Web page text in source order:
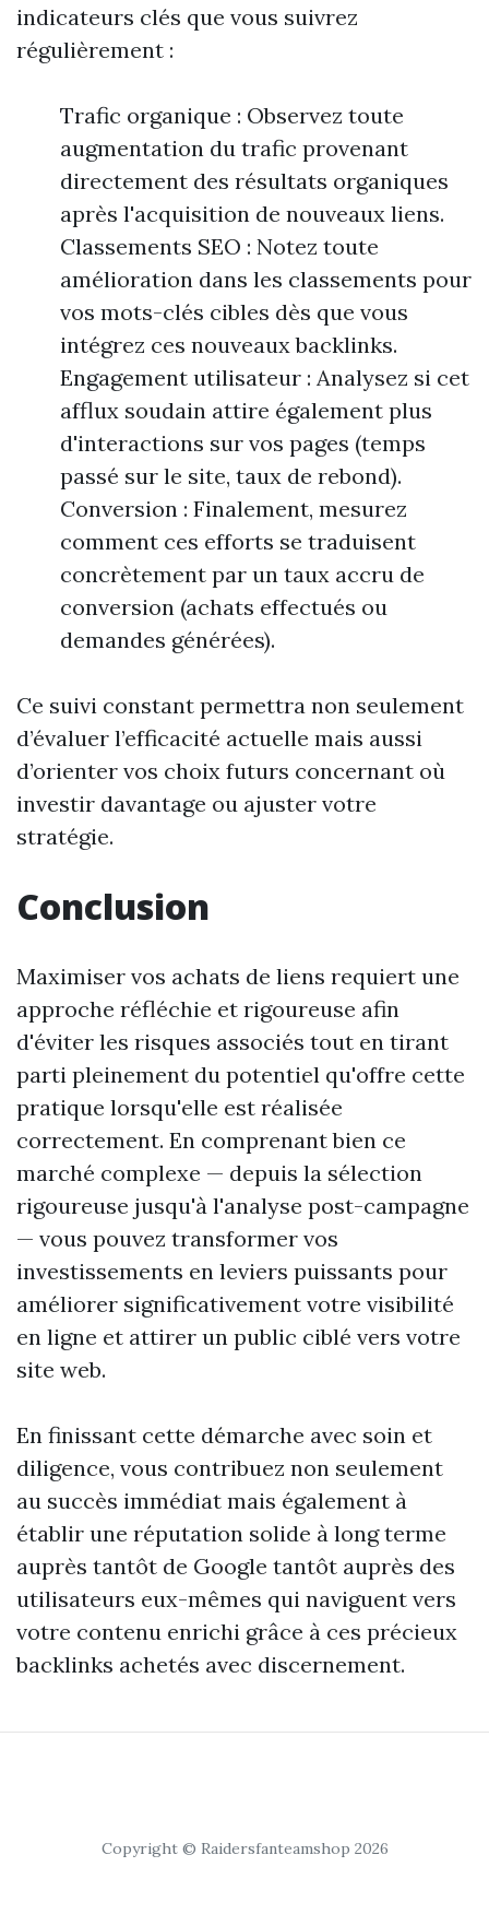
indicateurs clés que vous suivrez
régulièrement :
Trafic organique : Observez toute
augmentation du trafic provenant
directement des résultats organiques
après l'acquisition de nouveaux liens.
Classements SEO : Notez toute
amélioration dans les classements pour
vos mots-clés cibles dès que vous
intégrez ces nouveaux backlinks.
Engagement utilisateur : Analysez si cet
afflux soudain attire également plus
d'interactions sur vos pages (temps
passé sur le site, taux de rebond).
Conversion : Finalement, mesurez
comment ces efforts se traduisent
concrètement par un taux accru de
conversion (achats effectués ou
demandes générées).
Ce suivi constant permettra non seulement
d’évaluer l’efficacité actuelle mais aussi
d’orienter vos choix futurs concernant où
investir davantage ou ajuster votre
stratégie.
Conclusion
Maximiser vos achats de liens requiert une
approche réfléchie et rigoureuse afin
d'éviter les risques associés tout en tirant
parti pleinement du potentiel qu'offre cette
pratique lorsqu'elle est réalisée
correctement. En comprenant bien ce
marché complexe — depuis la sélection
rigoureuse jusqu'à l'analyse post-campagne
— vous pouvez transformer vos
investissements en leviers puissants pour
améliorer significativement votre visibilité
en ligne et attirer un public ciblé vers votre
site web.
En finissant cette démarche avec soin et
diligence, vous contribuez non seulement
au succès immédiat mais également à
établir une réputation solide à long terme
auprès tantôt de Google tantôt auprès des
utilisateurs eux-mêmes qui naviguent vers
votre contenu enrichi grâce à ces précieux
backlinks achetés avec discernement.
Copyright © Raidersfanteamshop 2026